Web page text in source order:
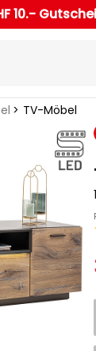
10.-
TV-Möbel